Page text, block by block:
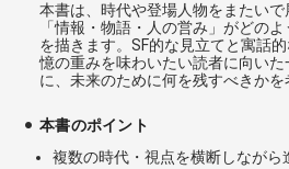
本書は、時代や登場人物をまたいで
「情報・物語・人の営み」がどの
を描きます。SF的な見立てと寓話
憶の重みを味わいたい読者に向い
に、未来のために何を残すべきかを
本書のポイント
複数の時代・視点を横断しながら